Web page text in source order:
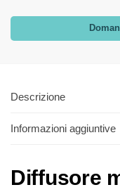
Descrizione
Informazioni aggiuntive
Diffusore